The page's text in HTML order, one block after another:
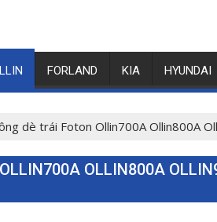
FORLAND KIA HYUNDAI
dè trái Foton Ollin700A Ollin800A
OLLIN800A